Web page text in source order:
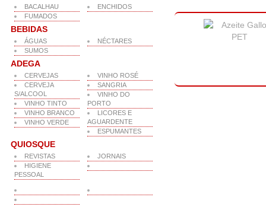
BACALHAU
FUMADOS
ENCHIDOS
BEBIDAS
ÁGUAS
SUMOS
NÉCTARES
ADEGA
CERVEJAS
CERVEJA
S/ALCOOL
VINHO TINTO
VINHO BRANCO
VINHO VERDE
VINHO ROSÉ
SANGRIA
VINHO DO
PORTO
LICORES E
AGUARDENTE
ESPUMANTES
QUIOSQUE
REVISTAS
HIGIENE
PESSOAL
JORNAIS